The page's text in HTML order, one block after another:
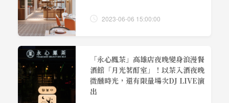
2023-06-06 15:00:00
「永心鳳茶」高雄店夜晚變身浪漫餐
酒館「月光茗酊室」！以茶入酒夜晚
微醺時光，還有限量場次DJ LIVE演
出